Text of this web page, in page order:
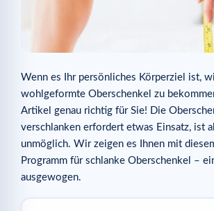
Wenn es Ihr persönliches Körperziel ist,
wohlgeformte Oberschenkel zu
Artikel genau richtig für Sie! Die
verschlanken erfordert etwas Einsatz, ist
unmöglich. Wir zeigen es Ihnen mit
Programm für schlanke Oberschenkel –
ausgewogen.